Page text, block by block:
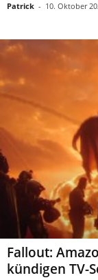
Patrick - 10. Oktober
Fallout:
kündigen TV-